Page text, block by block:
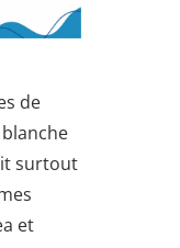
de
surtout
et